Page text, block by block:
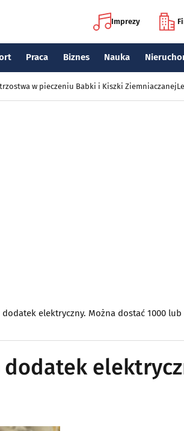
Imprezy
Praca Biznes Nauka
w pieczeniu Babki i Kiszki Ziemniaczanej
elektryczny. Można dostać 1000 lub
dodatek